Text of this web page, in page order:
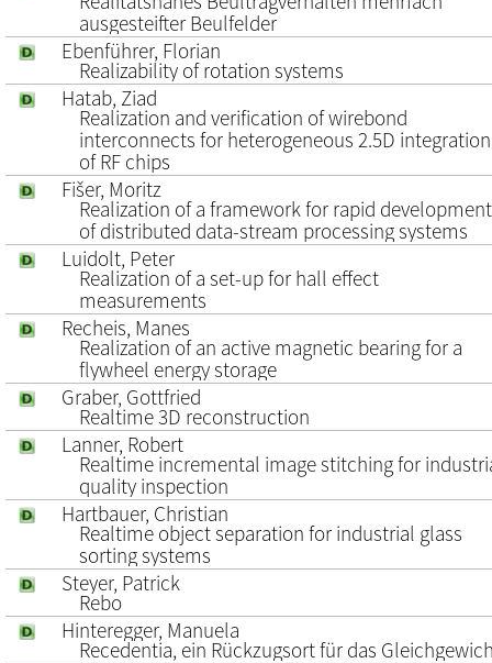
ausgesteifter Beulfelder
Ebenführer, Florian
Realizability of rotation systems
Hatab, Ziad
Realization and verification of wirebond
interconnects for heterogeneous 2.5D integration
of RF chips
Fišer, Moritz
Realization of a framework for rapid development
of distributed data-stream processing systems
Luidolt, Peter
Realization of a set-up for hall effect
measurements
Recheis, Manes
Realization of an active magnetic bearing for a
flywheel energy storage
Graber, Gottfried
Realtime 3D reconstruction
Lanner, Robert
Realtime incremental image stitching for
quality inspection
Hartbauer, Christian
Realtime object separation for industrial glass
sorting systems
Steyer, Patrick
Rebo
Hinteregger, Manuela
Recedentia, ein Rückzugsort für das